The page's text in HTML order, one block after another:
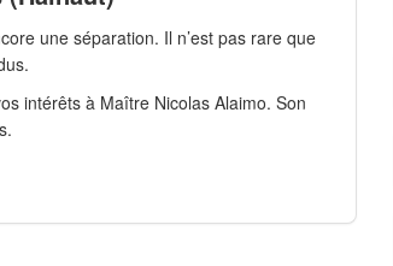
une séparation. Il n’est pas rare que
intérêts à Maître Nicolas Alaimo. Son